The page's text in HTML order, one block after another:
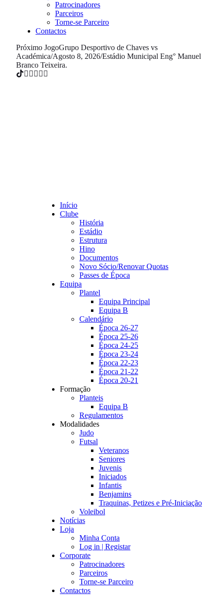
Patrocinadores
Parceiros
Torne-se Parceiro
Contactos
Próximo JogoGrupo Desportivo de Chaves vs
Académica/Agosto 8, 2026/Estádio Municipal Eng° Manuel
Branco Teixeira.
Início
Clube
História
Estádio
Estrutura
Hino
Documentos
Novo Sócio/Renovar Quotas
Passes de Época
Equipa
Plantel
Equipa Principal
Equipa B
Calendário
Época 26-27
Época 25-26
Época 24-25
Época 23-24
Época 22-23
Época 21-22
Época 20-21
Formação
Planteis
Equipa B
Regulamentos
Modalidades
Judo
Futsal
Veteranos
Seniores
Juvenis
Iniciados
Infantis
Benjamins
Traquinas, Petizes e Pré-Iniciação
Voleibol
Notícias
Loja
Minha Conta
Log in | Registar
Corporate
Patrocinadores
Parceiros
Torne-se Parceiro
Contactos